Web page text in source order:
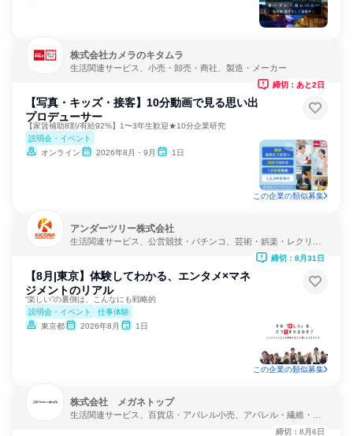
株式会社カメラのキタムラ
生活関連サービス、小売・卸売・商社、製造・メーカー
【写真・キッズ・接客】10分動画で見る思い出
プロデューサー
【家賃補助8割/有給92%】1〜3年生歓迎★10分企業研究
説明会・イベント
オンライン
2026年8月・9月 1日
締切：あと2日
この企業の類似募集
アンダーツリー株式会社
生活関連サービス、公営競技・パチンコ、芸術・娯楽・レクリエ
【8月|東京】体験してわかる、エンタメ×マネ
ジメントのリアル
“楽しい”の裏側は、こんなにも戦略的
説明会・イベント
仕事体験
東京都
2026年8月 1日
締切：8月31日
この企業の類似募集
株式会社 メガネトップ
生活関連サービス、百貨店・アパレル小売、アパレル・繊維・ス
締切：8月6日